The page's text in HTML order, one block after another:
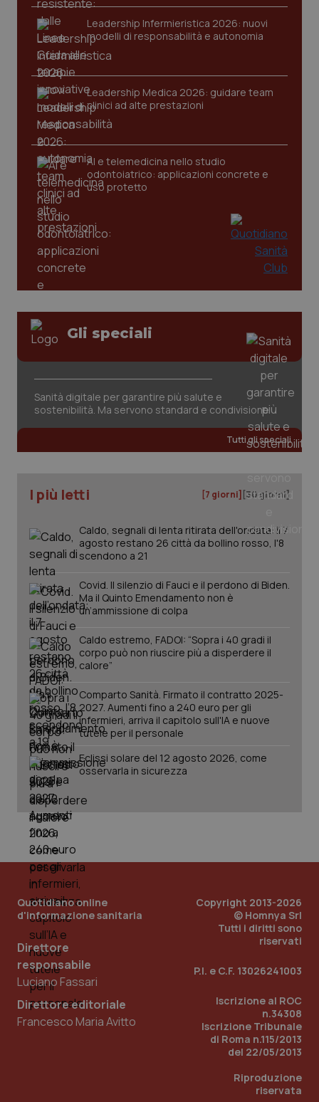
Leadership Infermieristica 2026: nuovi
modelli di responsabilità e autonomia
Leadership Medica 2026: guidare team
clinici ad alte prestazioni
AI e telemedicina nello studio
odontoiatrico: applicazioni concrete e
uso protetto
Gli speciali
Sanità digitale per garantire più salute e
sostenibilità. Ma servono standard e condivisione
Tutti gli speciali
I più letti [7 giorni] [30 giorni]
Caldo, segnali di lenta ritirata dell'ondata: il 7
agosto restano 26 città da bollino rosso, l'8
scendono a 21
Covid. Il silenzio di Fauci e il perdono di Biden.
Ma il Quinto Emendamento non è
un’ammissione di colpa
Caldo estremo, FADOI: “Sopra i 40 gradi il
corpo può non riuscire più a disperdere il
calore”
Comparto Sanità. Firmato il contratto 2025-
2027. Aumenti fino a 240 euro per gli
infermieri, arriva il capitolo sull'IA e nuove
tutele per il personale
Eclissi solare del 12 agosto 2026, come
osservarla in sicurezza
Quotidiano online
d'informazione sanitaria
Direttore
responsabile
Luciano Fassari
Direttore editoriale
Francesco Maria Avitto
Copyright 2013-2026
© Homnya Srl
Tutti i diritti sono
riservati
P.I. e C.F. 13026241003
Iscrizione al ROC
n.34308
Iscrizione Tribunale
di Roma n.115/2013
del 22/05/2013
Riproduzione
riservata
CookieScriptConsent
www.quotidianosanita.it
tracking-sites-ironfish-
tracking-enable
www.quotidianosanita.it
tracking-sites-ironfish-
www.quotidianosanita.it
2
_ga
Google LLC
PHPSESSID
www.quotidianosanita.it